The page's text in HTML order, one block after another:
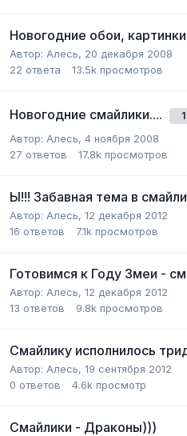
Новогодние обои,
Автор: Алесь, 20 декабря 2008
22 ответа 13.5k просмотров
Новогодние смайлики.... 1
Автор: Алесь, 4 ноября 2008
27 ответов 17.8k просмотров
Ы!!! Забавная тема в
Автор: Алесь, 12 декабря 2012
16 ответов 7.1k просмотров
Готовимся к Году Змеи -
Автор: Алесь, 12 декабря 2012
13 ответов 9.8k просмотров
Смайлику исполнилось
Автор: Алесь, 19 сентября 2012
0 ответов 4.6k просмотр
Смайлики - Драконы)))